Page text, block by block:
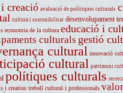
creació avaluació de polítiques culturals
cultura i sostenibilitat desenvolupament
economia de la cultura educació i
culturals gestió
cultural innovació
cultural patrimoni
polítiques culturals
i creatius treball cultural i professionals